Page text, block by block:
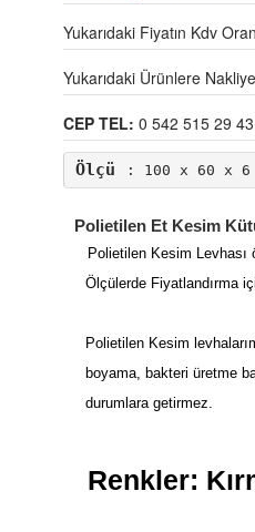
Yukarıdaki Fiyatın Kdv
Yukarıdaki Ürünlere
CEP TEL: 0 542 515 29 43
Ölçü : 100 x 60 x 6
Polietilen Et Kesim
Polietilen Kesim Levhası
Ölçülerde Fiyatlandırma
Polietilen Kesim
boyama, bakteri üretme
durumlara getirmez.
Renkler: